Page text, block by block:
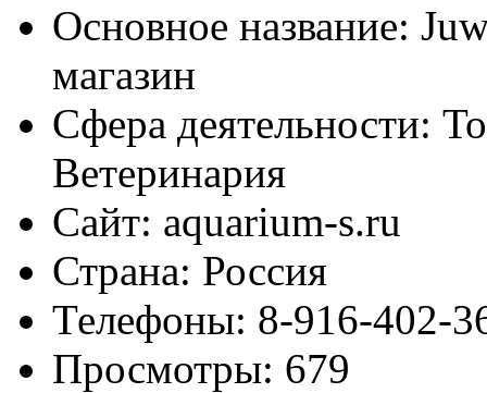
Основное название:
магазин
Сфера деятельности:
Ветеринария
Сайт: aquarium-s.ru
Страна: Россия
Телефоны: 8-916-402-
Просмотры: 679